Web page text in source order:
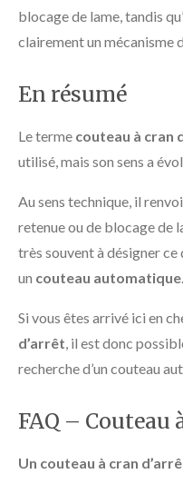
blocage de lame, tandis
clairement un mécanisme
En résumé
Le terme couteau à cran
utilisé, mais son sens a
Au sens technique, il
retenue ou de blocage de
très souvent à désigner ce
un couteau automatique
Si vous êtes arrivé ici en
d’arrêt , il est donc
recherche d’un couteau
FAQ – Couteau
Un couteau à cran